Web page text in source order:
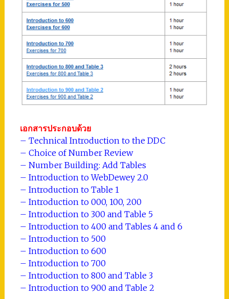
เอกสารประกอบด้วย
– Technical Introduction to the DDC
– Choice of Number Review
– Number Building: Add Tables
– Introduction to WebDewey 2.0
– Introduction to Table 1
– Introduction to 000, 100, 200
– Introduction to 300 and Table 5
– Introduction to 400 and Tables 4 and 6
– Introduction to 500
– Introduction to 600
– Introduction to 700
– Introduction to 800 and Table 3
– Introduction to 900 and Table 2